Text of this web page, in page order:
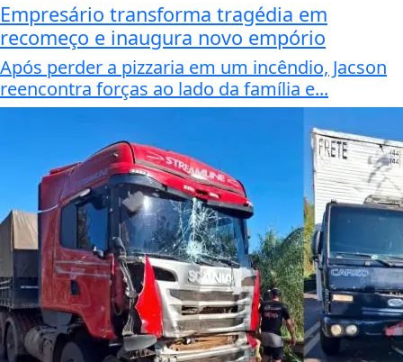
Empresário transforma tragédia em
recomeço e inaugura novo empório
Após perder a pizzaria em um incêndio, Jacson
reencontra forças ao lado da família e...